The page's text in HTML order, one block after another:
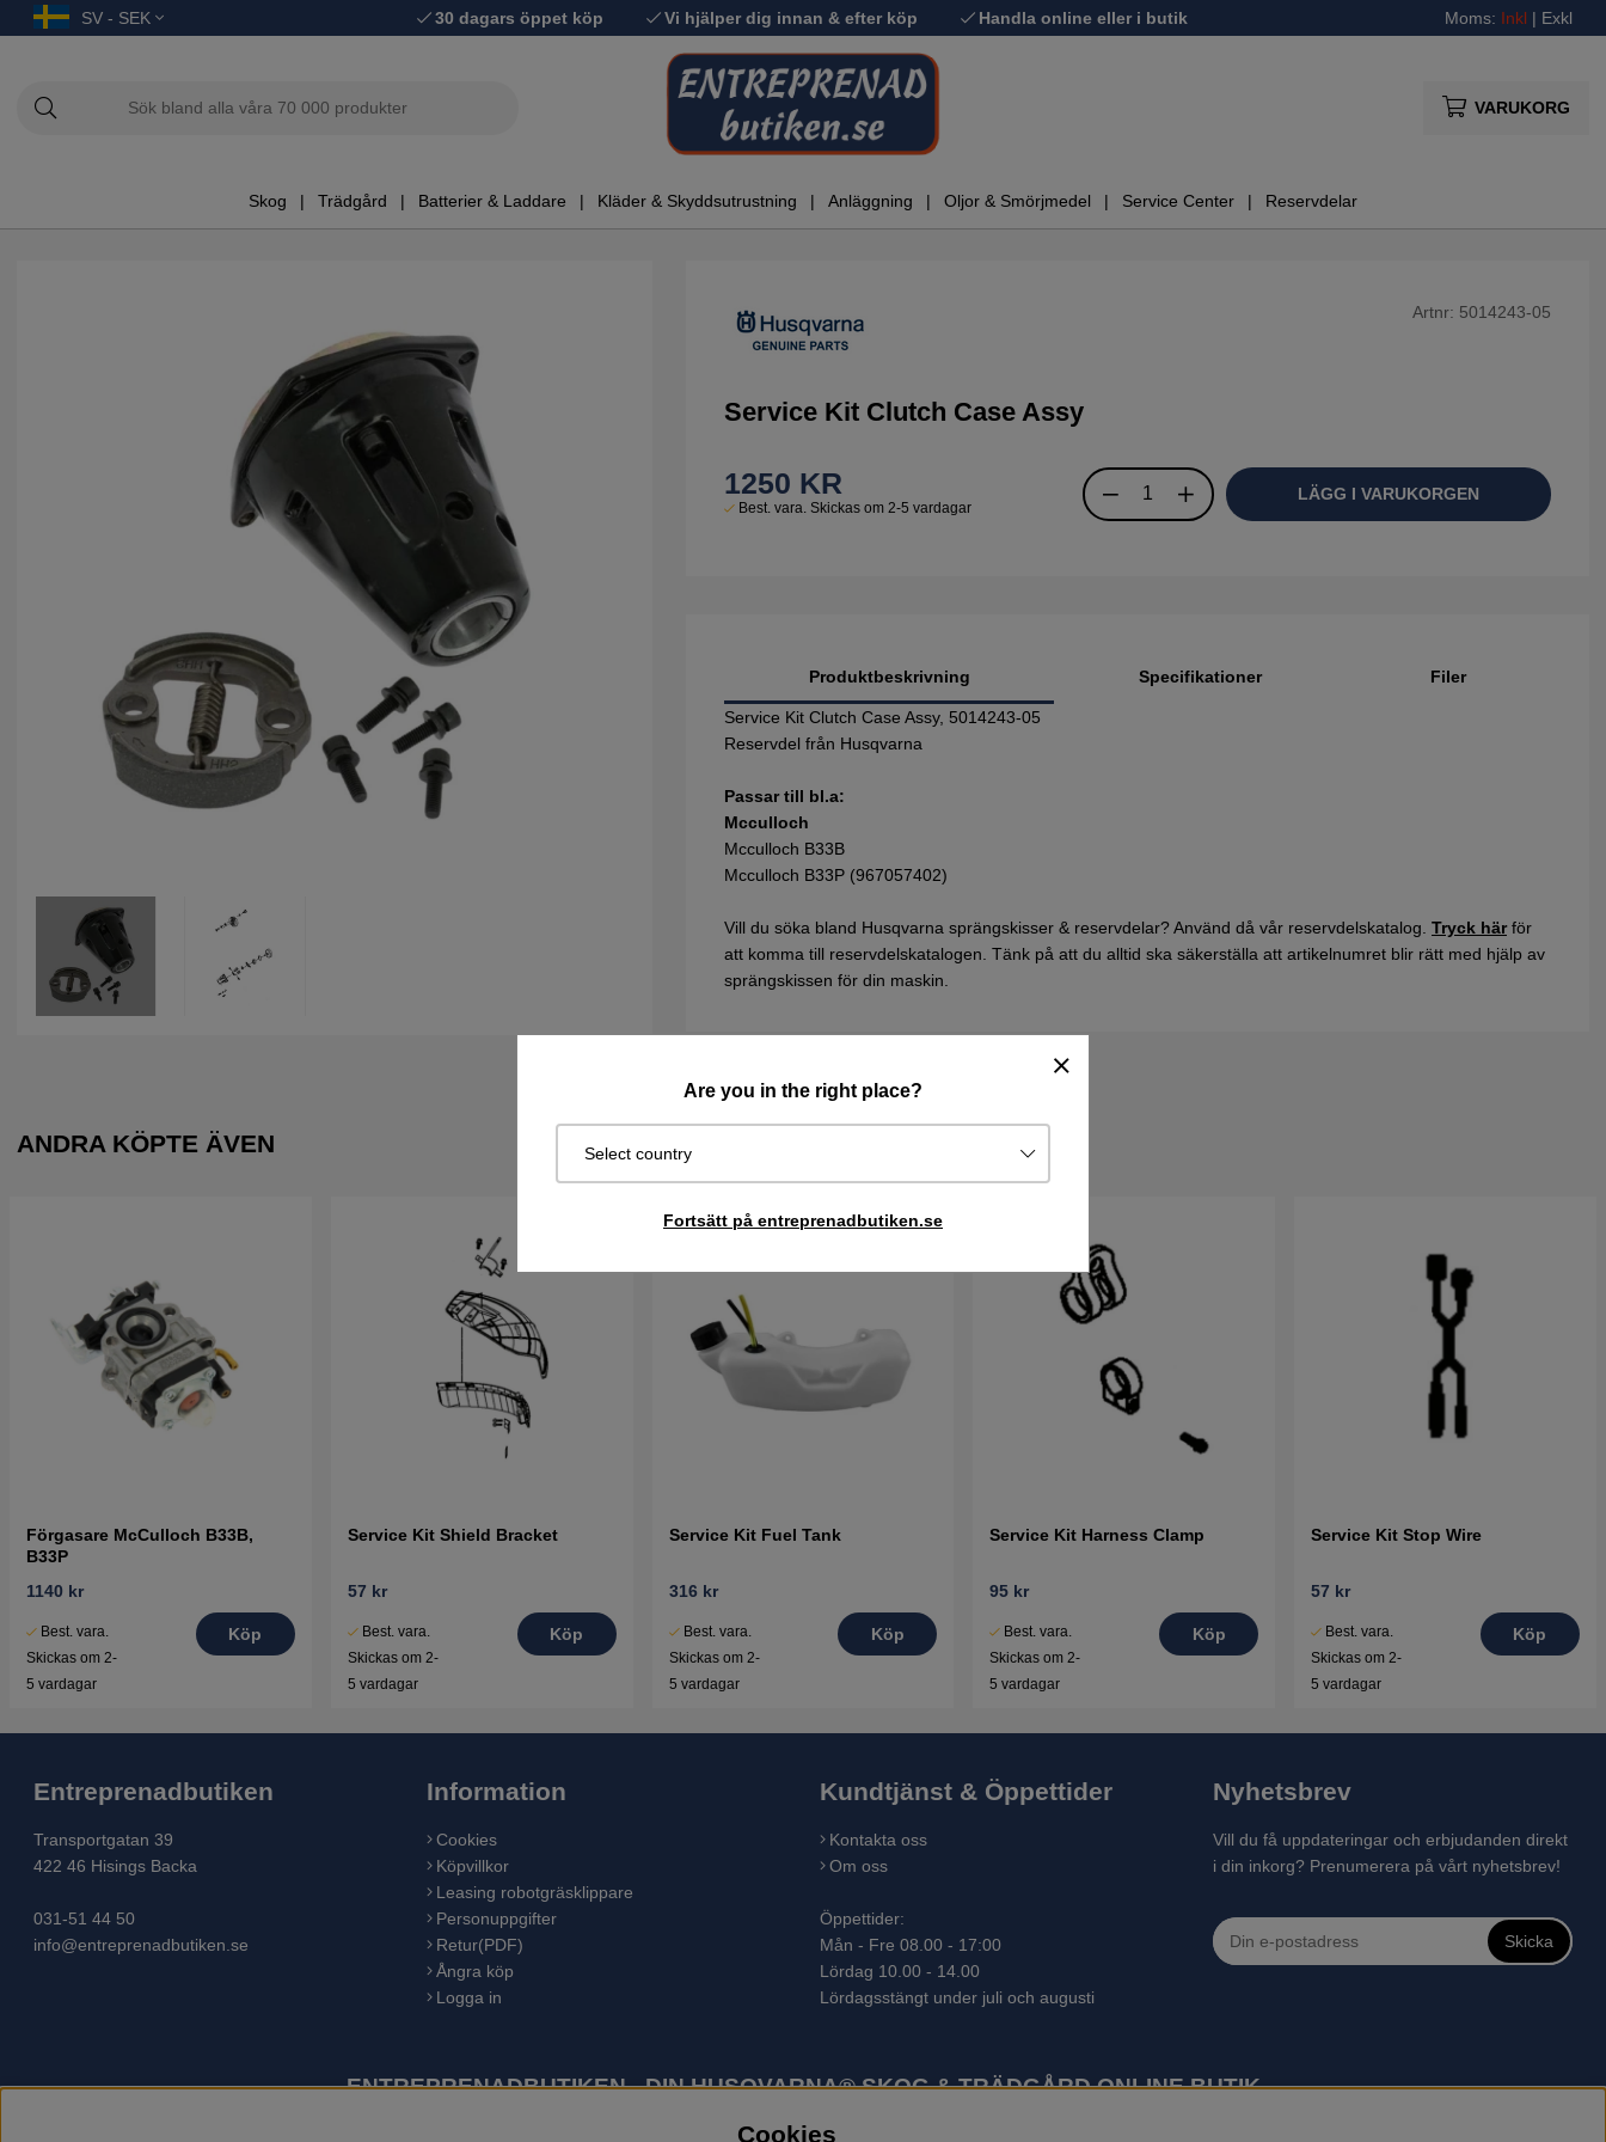
SV - SEK 30 dagars öppet köp Vi hjälper dig innan & efter köp Handla online eller i butik Moms: Inkl | Exkl
VARUKORG
Skog Trädgård Batterier & Laddare Kläder & Skyddsutrustning Anläggning Oljor & Smörjmedel Service Center Reservdelar
Are you in the right place?
Select country
Fortsätt på entreprenadbutiken.se
Artnr: 5014243-05
Service Kit Clutch Case Assy
1250 KR
Best. vara. Skickas om 2-5 vardagar
LÄGG I VARUKORGEN
Produktbeskrivning
Service Kit Clutch Case Assy, 5014243-05
Reservdel från Husqvarna
Passar till bl.a:
Mcculloch
Mcculloch B33B
Mcculloch B33P (967057402)
Vill du söka bland Husqvarna sprängskisser & reservdelar? Använd då vår reservdelskatalog. Tryck härför
att komma till reservdelskatalogen. Tänk på att du alltid ska säkerställa att artikelnumret blir rätt med hjälp av
sprängskissen för din maskin.
Specifikationer Filer
ANDRA KÖPTE ÄVEN
Förgasare McCulloch B33B,
B33P
1140 kr
Best. vara.
Skickas om 2-
5 vardagar
Köp
Service Kit Shield Bracket
57 kr
Best. vara.
Skickas om 2-
5 vardagar
Köp
Service Kit Fuel Tank
316 kr
Best. vara.
Skickas om 2-
5 vardagar
Köp
Service Kit Harness Clamp
95 kr
Best. vara.
Skickas om 2-
5 vardagar
Köp
Service Kit Stop Wire
57 kr
Best. vara.
Skickas om 2-
5 vardagar
Köp
Entreprenadbutiken
Transportgatan 39
422 46 Hisings Backa
031-51 44 50
info@entreprenadbutiken.se
Information
Cookies
Köpvillkor
Leasing robotgräsklippare
Personuppgifter
Retur(PDF)
Ångra köp
Logga in
Kundtjänst & Öppettider
Kontakta oss
Om oss
Öppettider:
Mån - Fre 08.00 - 17:00
Lördag 10.00 - 14.00
Lördagsstängt under juli och augusti
Nyhetsbrev
Vill du få uppdateringar och erbjudanden direkt
i din inkorg? Prenumerera på vårt nyhetsbrev!
Skicka
ENTREPRENADBUTIKEN - DIN HUSQVARNA® SKOG & TRÄDGÅRD ONLINE BUTIK
Husqvarna är världens största tillverkare av utomhusprodukter som skogsmaskiner och trädgårdsmaskiner. I sortimentet finns bl.a. robotgräsklippare, motorsågar, röjsågar, trimmers, riders,
Cookies